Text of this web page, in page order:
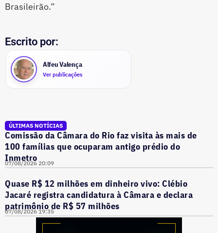
Brasileirão.”
Escrito por:
Alfeu Valença
Ver publicações
ÚLTIMAS NOTÍCIAS
Comissão da Câmara do Rio faz visita às mais de
100 famílias que ocuparam antigo prédio do
Inmetro
07/08/2026 20:09
Quase R$ 12 milhões em dinheiro vivo: Clébio
Jacaré registra candidatura à Câmara e declara
patrimônio de R$ 57 milhões
07/08/2026 19:35